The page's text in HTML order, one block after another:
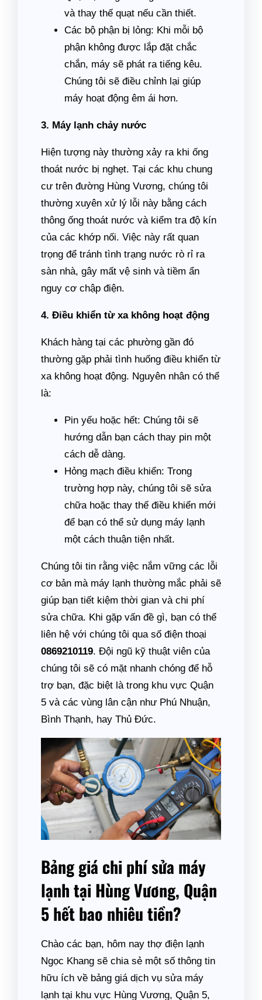
và thay thế quạt nếu cần thiết.
Các bộ phận bị lỏng: Khi mỗi bộ
phận không được lắp đặt chắc
chắn, máy sẽ phát ra tiếng kêu.
Chúng tôi sẽ điều chỉnh lại giúp
máy hoạt động êm ái hơn.
3. Máy lạnh chảy nước
Hiện tượng này thường xảy ra khi ống
thoát nước bị nghẹt. Tại các khu chung
cư trên đường Hùng Vương, chúng tôi
thường xuyên xử lý lỗi này bằng cách
thông ống thoát nước và kiểm tra độ kín
của các khớp nối. Việc này rất quan
trọng để tránh tình trạng nước rò rỉ ra
sàn nhà, gây mất vệ sinh và tiềm ẩn
nguy cơ chập điện.
4. Điều khiển từ xa không hoạt động
Khách hàng tại các phường gần đó
thường gặp phải tình huống điều khiển từ
xa không hoạt động. Nguyên nhân có thể
là:
Pin yếu hoặc hết: Chúng tôi sẽ
hướng dẫn bạn cách thay pin một
cách dễ dàng.
Hỏng mạch điều khiển: Trong
trường hợp này, chúng tôi sẽ sửa
chữa hoặc thay thế điều khiển mới
để bạn có thể sử dụng máy lạnh
một cách thuận tiện nhất.
Chúng tôi tin rằng việc nắm vững các lỗi
cơ bản mà máy lạnh thường mắc phải sẽ
giúp bạn tiết kiệm thời gian và chi phí
sửa chữa. Khi gặp vấn đề gì, bạn có thể
liên hệ với chúng tôi qua số điện thoại
0869210119. Đội ngũ kỹ thuật viên của
chúng tôi sẽ có mặt nhanh chóng để hỗ
trợ bạn, đặc biệt là trong khu vực Quận
5 và các vùng lân cận như Phú Nhuận,
Bình Thạnh, hay Thủ Đức.
Bảng giá chi phí sửa máy
lạnh tại Hùng Vương, Quận
5 hết bao nhiêu tiền?
Chào các bạn, hôm nay thợ điện lạnh
Ngọc Khang sẽ chia sẻ một số thông tin
hữu ích về bảng giá dịch vụ sửa máy
lạnh tại khu vực Hùng Vương, Quận 5,